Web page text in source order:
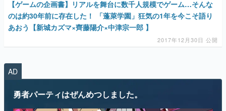
2017年12月30日 公開
AD